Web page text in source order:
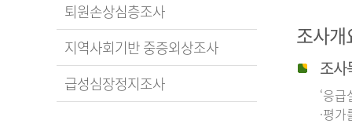
퇴원손상심층조사
지역사회기반 중증외상조사
급성심장정지조사
조사개
조사
‘응
·평